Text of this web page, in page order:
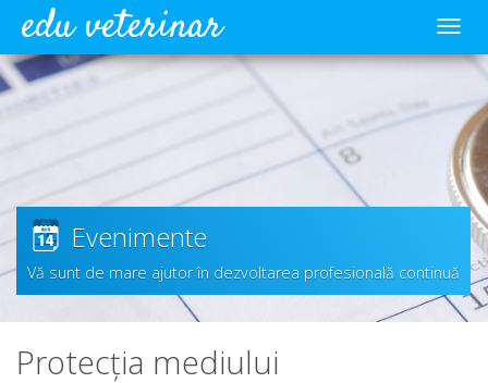
edu veterinar
Evenimente
Vă sunt de mare ajutor în dezvoltarea profesională continuă
Protecția mediului